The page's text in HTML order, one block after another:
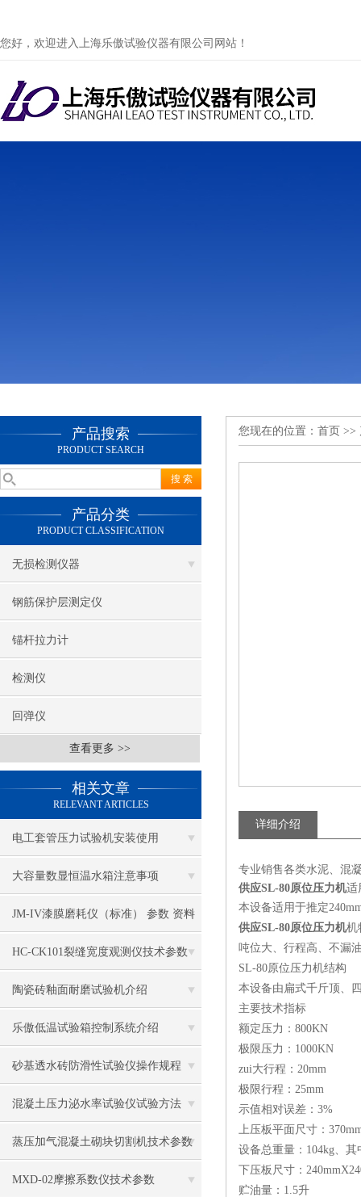
您好，欢迎进入上海乐傲试验仪器有限公司网站！
产品搜索
PRODUCT SEARCH
产品分类
PRODUCT CLASSIFICATION
无损检测仪器
钢筋保护层测定仪
锚杆拉力计
检测仪
回弹仪
查看更多 >>
相关文章
RELEVANT ARTICLES
电工套管压力试验机安装使用
大容量数显恒温水箱注意事项
JM-IV漆膜磨耗仪（标准） 参数 资料
HC-CK101裂缝宽度观测仪技术参数
陶瓷砖釉面耐磨试验机介绍
乐傲低温试验箱控制系统介绍
砂基透水砖防滑性试验仪操作规程
混凝土压力泌水率试验仪试验方法
蒸压加气混凝土砌块切割机技术参数
MXD-02摩擦系数仪技术参数
您现在的位置： 首页 >>
详细介绍
专业销售各类水泥、混
供应SL-80原位压力机适
本设备适用于推定
供应SL-80原位压力机机
吨位大、行程高、不漏
SL-80原位压力机结构
本设备由扁式千斤顶、
主要技术指标
额定压力：800KN
极限压力：1000KN
zui大行程：20mm
极限行程：25mm
示值相对误差：3%
上压板平面尺寸：
设备总重量：104kg、其
下压板尺寸：
贮油量：1.5升